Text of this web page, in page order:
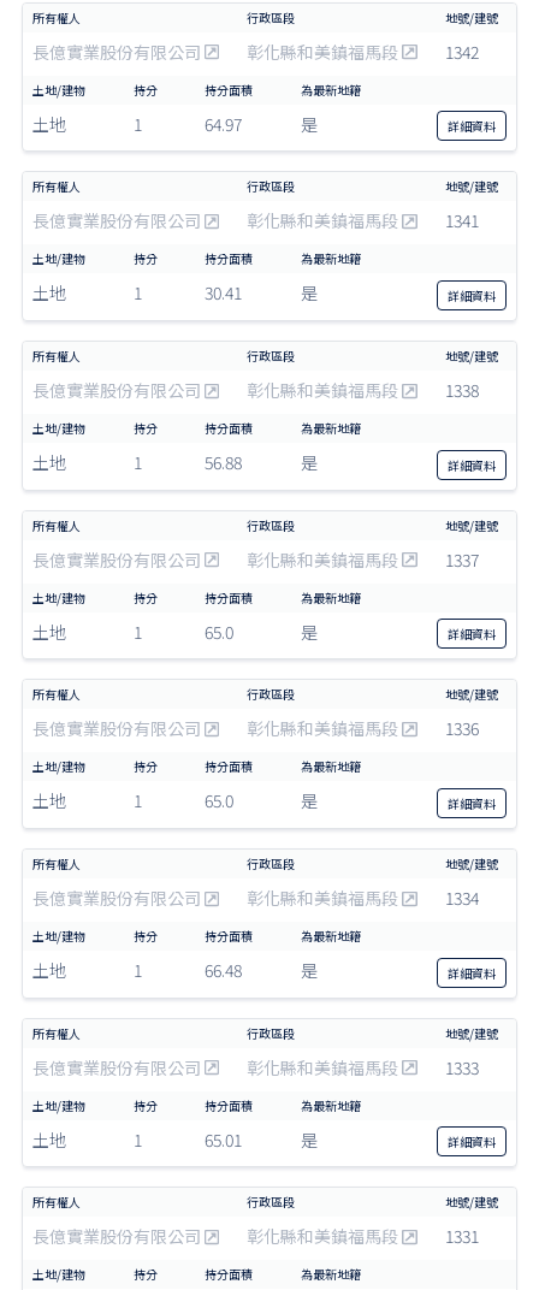
長億實業股份有限公司 彰化縣和美鎮福馬段 1342
土地 1 64.97 是 詳細資料
長億實業股份有限公司 彰化縣和美鎮福馬段 1341
土地 1 30.41 是 詳細資料
長億實業股份有限公司 彰化縣和美鎮福馬段 1338
土地 1 56.88 是 詳細資料
長億實業股份有限公司 彰化縣和美鎮福馬段 1337
土地 1 65.0 是 詳細資料
長億實業股份有限公司 彰化縣和美鎮福馬段 1336
土地 1 65.0 是 詳細資料
長億實業股份有限公司 彰化縣和美鎮福馬段 1334
土地 1 66.48 是 詳細資料
長億實業股份有限公司 彰化縣和美鎮福馬段 1333
土地 1 65.01 是 詳細資料
長億實業股份有限公司 彰化縣和美鎮福馬段 1331